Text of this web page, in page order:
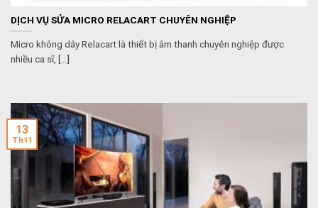
DỊCH VỤ SỬA MICRO RELACART CHUYÊN NGHIỆP
Micro không dây Relacart là thiết bị âm thanh chuyên nghiệp được
nhiều ca sĩ, [...]
13
Th11